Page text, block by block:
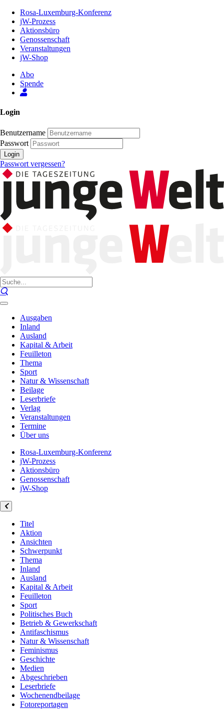
Inhalt
Seite
Rosa-Luxemburg-Konferenz
jW-Prozess
Aktionsbüro
Genossenschaft
Veranstaltungen
jW-Shop
Abo
Spende
Login
Benutzername
Passwort
Login
Passwort vergessen?
Ausgaben
Inland
Ausland
Kapital & Arbeit
Feuilleton
Thema
Sport
Natur & Wissenschaft
Beilage
Leserbriefe
Verlag
Veranstaltungen
Termine
Über uns
Rosa-Luxemburg-Konferenz
jW-Prozess
Aktionsbüro
Genossenschaft
jW-Shop
Titel
Aktion
Ansichten
Schwerpunkt
Thema
Inland
Ausland
Kapital & Arbeit
Feuilleton
Sport
Politisches Buch
Betrieb & Gewerkschaft
Antifaschismus
Natur & Wissenschaft
Feminismus
Geschichte
Medien
Abgeschrieben
Leserbriefe
Wochenendbeilage
Fotoreportagen